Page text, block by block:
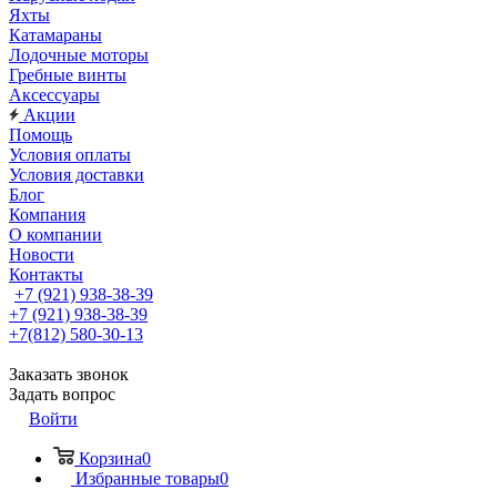
Яхты
Катамараны
Лодочные моторы
Гребные винты
Аксессуары
Акции
Помощь
Условия оплаты
Условия доставки
Блог
Компания
О компании
Новости
Контакты
+7 (921) 938-38-39
+7 (921) 938-38-39
+7(812) 580-30-13
Заказать звонок
Задать вопрос
Войти
Корзина0
Избранные товары0